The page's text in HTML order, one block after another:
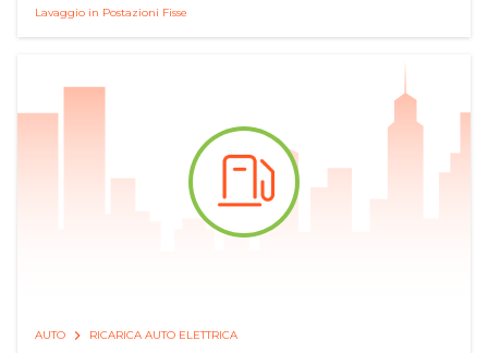
Lavaggio in Postazioni Fisse
AUTO RICARICA AUTO ELETTRICA